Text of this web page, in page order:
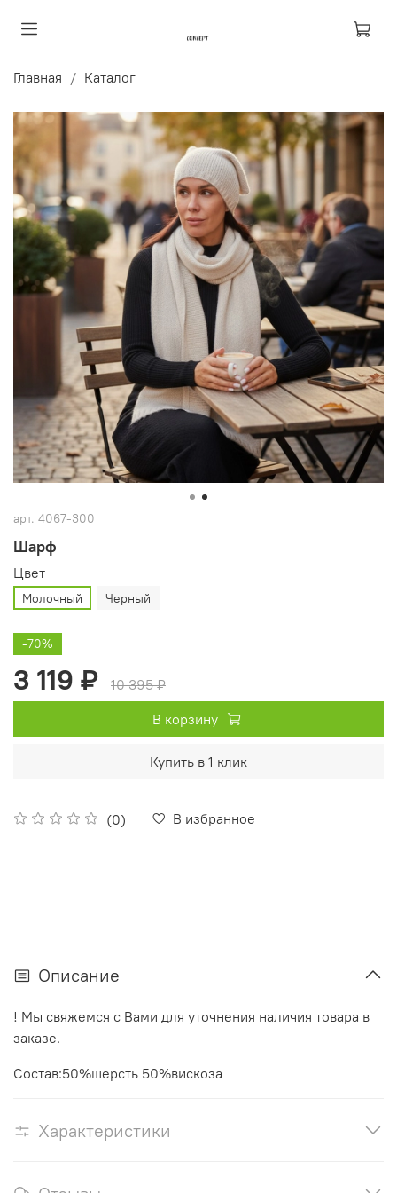
Главная Каталог
арт. 4067-300
Шарф
(0) В избранное
Цвет
Молочный Черный
-70%
3 119 ₽
10 395 ₽
В корзину
Купить в 1 клик
Описание
! Мы свяжемся с Вами для уточнения наличия товара в
заказе.
Состав:50%шерсть 50%вискоза
Характеристики